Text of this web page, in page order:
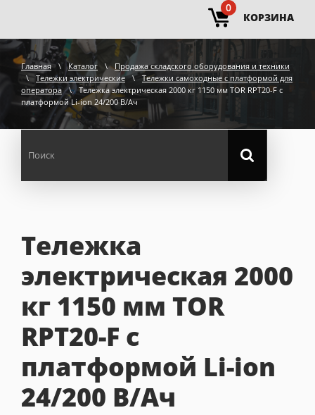
0
КОРЗИНА
Главная \ Каталог \
Продажа складского оборудования и техники
\
Тележки электрические \
Тележки самоходные с платформой для
оператора
\ Тележка электрическая 2000 кг 1150 мм TOR RPT20-F с
платформой Li-ion 24/200 В/Ач
Тележка
электрическая 2000
кг 1150 мм TOR
RPT20-F с
платформой Li-ion
24/200 В/Ач